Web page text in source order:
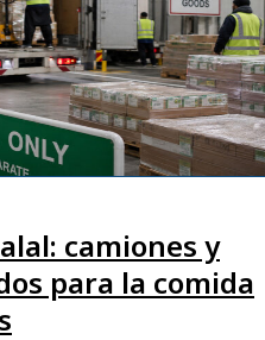
camiones y
para la comida